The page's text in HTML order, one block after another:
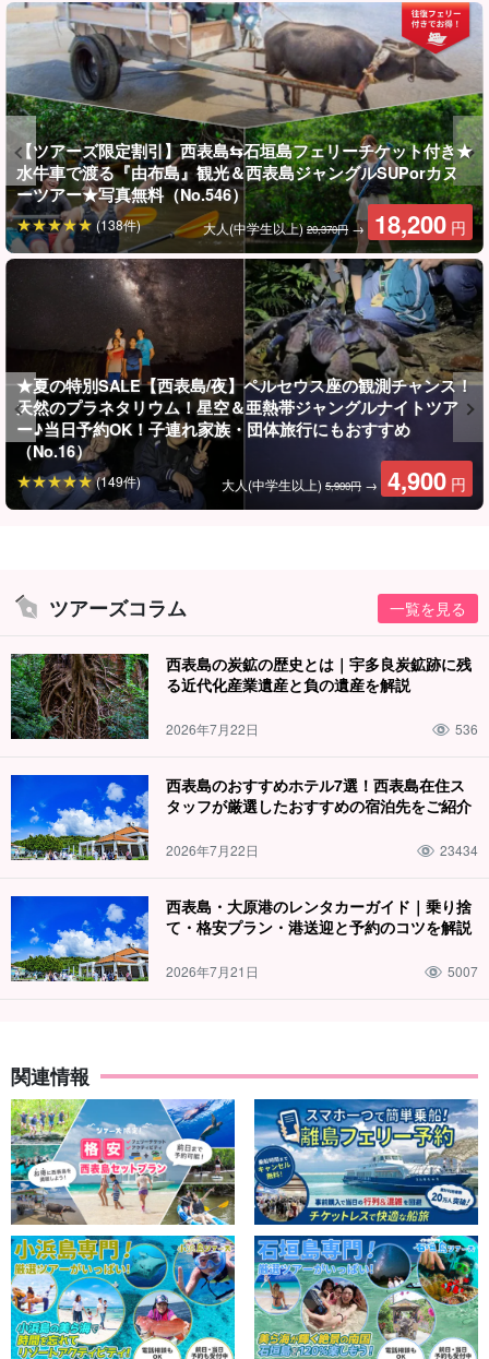
区限定）まで送迎いたしますのでお気軽にサンセットアクティビ
ティをお楽しみいただけます。
写真データ無料プレゼント
ツアー中はガイドが皆様の写真をお撮りし、データを無料でプレ
ゼントいたします。
ガイドがしっかりサポート
ガイドは全員が水難救助員の資格 を保有しています。ゆっくり丁
寧にレクチャーいたしますので小さなお子様から泳ぎの苦手な方
までご参加大歓迎です！
た。
【ツアーズ限定割引】西表島⇆石垣島フェリーチケット付き★
水牛車で渡る『由布島』観光＆西表島ジャングルSUPorカヌ
ーツアー★写真無料（No.546）
大人(中学生以上)20,370円 → 18,200 円
(138件)
★夏の特別SALE【西表島/夜】ペルセウス座の観測チャンス！
天然のプラネタリウム！星空＆亜熱帯ジャングルナイトツア
ー♪当日予約OK！子連れ家族・団体旅行にもおすすめ
（No.16）
大人(中学生以上) 5,900円 → 4,900 円
(149件)
ツアーズコラム 一覧を見る
西表島の炭鉱の歴史とは｜宇多良炭鉱跡に残
る近代化産業遺産と負の遺産を解説
2026年7月22日 536
西表島のおすすめホテル7選！西表島在住ス
タッフが厳選したおすすめの宿泊先をご紹介
2026年7月22日 23434
西表島・大原港のレンタカーガイド｜乗り捨
て・格安プラン・港送迎と予約のコツを解説
2026年7月21日 5007
関連情報